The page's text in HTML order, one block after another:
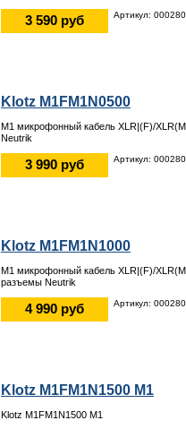
3 590 руб Артикул:
Klotz M1FM1N0500
M1 микрофонный кабель XLR|(F)/
Neutrik
3 990 руб Артикул:
Klotz M1FM1N1000
M1 микрофонный кабель XLR|(F)/
разъемы Neutrik
4 990 руб Артикул:
Klotz M1FM1N1500 M1
Klotz M1FM1N1500 M1